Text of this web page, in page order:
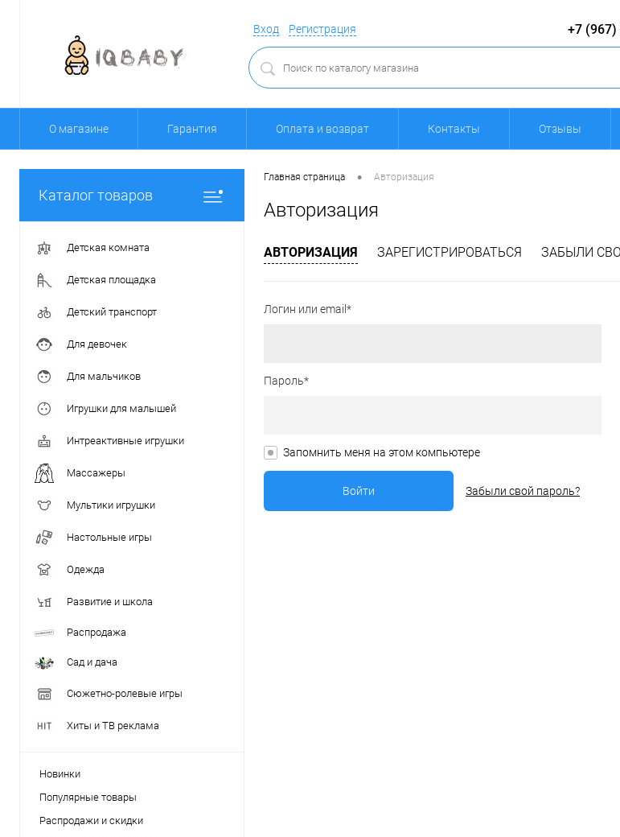
Вход Регистрация +7 (967)
О магазине Гарантия Оплата и возврат Контакты Отзывы
Каталог товаров
Детская комната
Детская площадка
Детский транспорт
Для девочек
Для мальчиков
Игрушки для малышей
Интреактивные игрушки
Массажеры
Мультики игрушки
Настольные игры
Одежда
Развитие и школа
Распродажа
Сад и дача
Сюжетно-ролевые игры
Хиты и ТВ реклама
Новинки
Популярные товары
Распродажи и скидки
Главная страница • Авторизация
Авторизация
АВТОРИЗАЦИЯ ЗАРЕГИСТРИРОВАТЬСЯ ЗАБЫЛИ
Логин или email*
Пароль*
Запомнить меня на этом компьютере
Забыли свой пароль?